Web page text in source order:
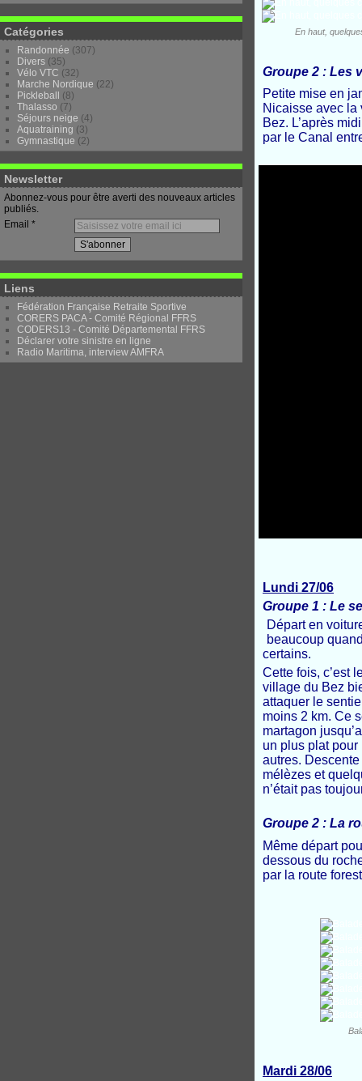
Catégories
Randonnée (307)
Divers (35)
Vélo VTC (32)
Marche Nordique (22)
Pickleball
(8)
Thalasso (7)
Séjours neige (4)
Aquatraining (3)
Gymnastique (2)
Newsletter
Abonnez-vous pour être averti des nouveaux articles
publiés.
Email
Liens
Fédération Française Retraite Sportive
CORERS PACA - Comité Régional FFRS
CODERS13 - Comité Départemental FFRS
Déclarer votre sinistre en ligne
Radio Maritima, interview AMFRA
En haut,
Groupe 2 : Les
Petite mise en
Nicaisse avec
Bez. L’après
par le Canal
Lundi 27/06
Groupe 1 : Le
Départ en
beaucoup
certains.
Cette fois, c’est
village du Bez
attaquer le
moins 2 km. Ce
martagon
un plus plat pour
autres.
mélèzes et
n’était pas
Groupe 2 : La
Même départ
dessous du
par la route
Mardi 28/06